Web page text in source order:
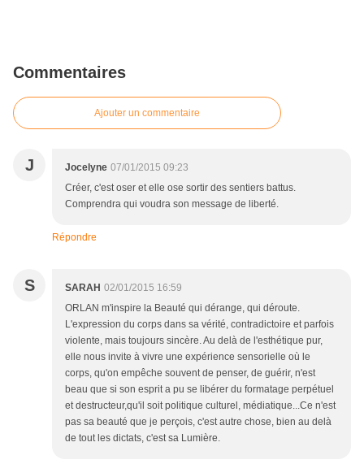
Commentaires
Ajouter un commentaire
J Jocelyne 07/01/2015 09:23
Créer, c'est oser et elle ose sortir des sentiers battus.
Comprendra qui voudra son message de liberté.
Répondre
S SARAH 02/01/2015 16:59
ORLAN m'inspire la Beauté qui dérange, qui déroute.
L'expression du corps dans sa vérité, contradictoire et parfois
violente, mais toujours sincère. Au delà de l'esthétique pur,
elle nous invite à vivre une expérience sensorielle où le
corps, qu'on empêche souvent de penser, de guérir, n'est
beau que si son esprit a pu se libérer du formatage perpétuel
et destructeur,qu'il soit politique culturel, médiatique...Ce n'est
pas sa beauté que je perçois, c'est autre chose, bien au delà
de tout les dictats, c'est sa Lumière.